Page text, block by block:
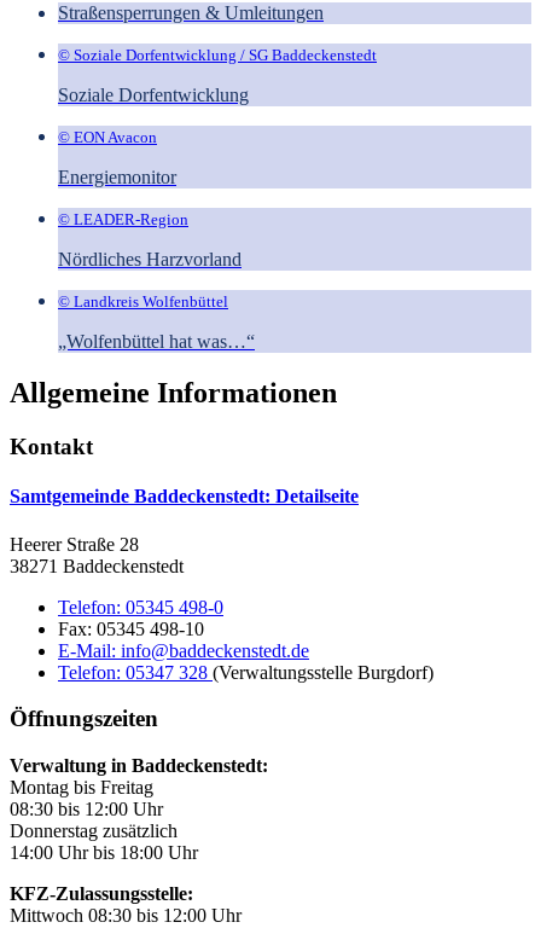
Straßensperrungen & Umleitungen
© Soziale Dorfentwicklung / SG Baddeckenstedt
Soziale Dorfentwicklung
© EON Avacon
Energiemonitor
© LEADER-Region
Nördliches Harzvorland
© Landkreis Wolfenbüttel
„Wolfenbüttel hat was…“
Allgemeine Informationen
Kontakt
Samtgemeinde Baddeckenstedt: Detailseite
Heerer Straße 28
38271 Baddeckenstedt
Telefon: 05345 498-0
Fax: 05345 498-10
E-Mail: info@baddeckenstedt.de
Telefon: 05347 328 (Verwaltungsstelle Burgdorf)
Öffnungszeiten
Verwaltung in Baddeckenstedt:
Montag bis Freitag
08:30 bis 12:00 Uhr
Donnerstag zusätzlich
14:00 Uhr bis 18:00 Uhr
KFZ-Zulassungsstelle:
Mittwoch 08:30 bis 12:00 Uhr